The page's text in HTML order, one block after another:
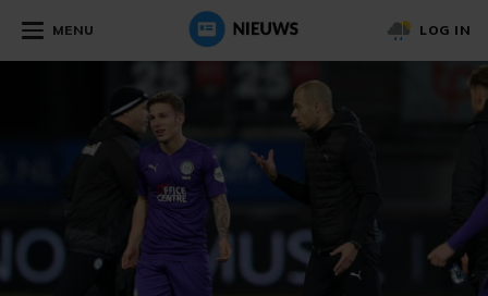
MENU LOG IN